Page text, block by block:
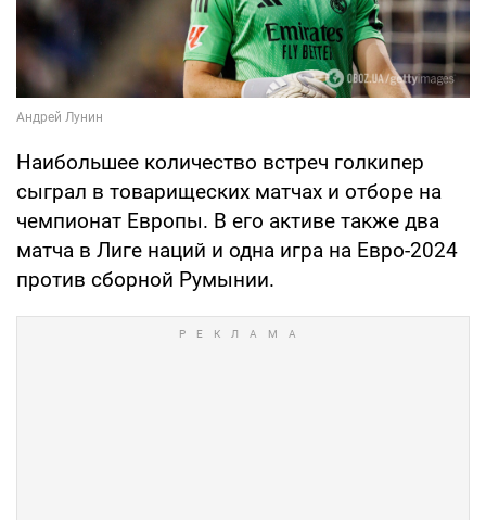
Наибольшее количество встреч голкипер
сыграл в товарищеских матчах и отборе на
чемпионат Европы. В его активе также два
матча в Лиге наций и одна игра на Евро-2024
против сборной Румынии.